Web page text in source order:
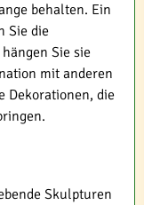
behalten. Ein
Sie die
Sie sie
mit anderen
Dekorationen, die
Skulpturen